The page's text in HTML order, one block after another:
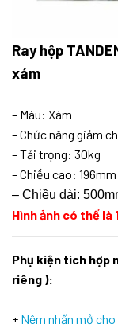
Ray hộp
xám
– Màu: Xám
– Chức năng giảm
– Tải trọng: 30kg
– Chiều cao: 196mm
– Chiều dài:
Hình ảnh có thể là
Phụ kiện tích hợp
riêng ):
+ Nêm nhấn mở